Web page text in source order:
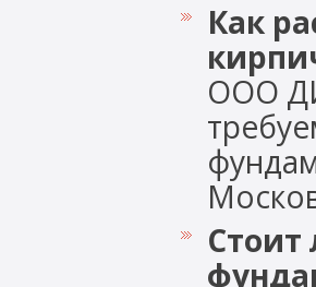
Как
ООО
Стоит